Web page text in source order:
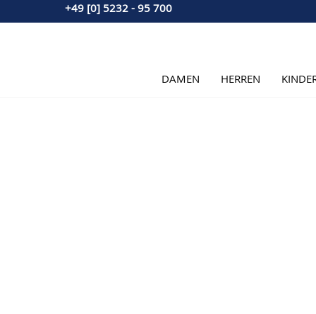
+49 [0] 5232 - 95 700
DAMEN HERREN